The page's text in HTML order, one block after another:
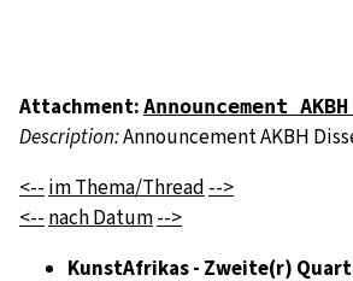
Attachment: Announcement
Description:Announcement AKBH
<-- im Thema/Thread -->
<-- nach Datum-->
KunstAfrikas - Zweite(r)